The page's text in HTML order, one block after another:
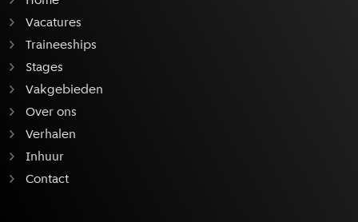
Vacatures
Traineeships
Stages
Vakgebieden
Over ons
Verhalen
Inhuur
Contact